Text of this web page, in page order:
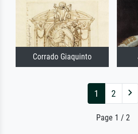
Corrado Giaquinto
1 2
Page 1 / 2